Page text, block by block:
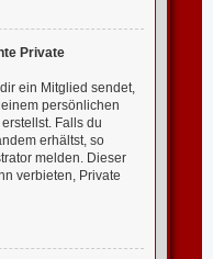
Private
ein Mitglied sendet,
persönlichen
Falls du
erhältst, so
melden. Dieser
verbieten, Private